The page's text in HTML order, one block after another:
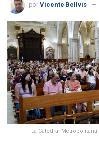
por Vicente Bellvis
La Catedral